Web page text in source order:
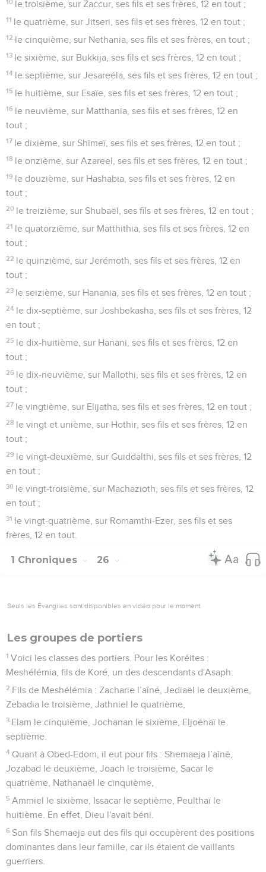
10 le troisième, sur Zaccur, ses fils et ses frères, 12 en tout ;
11 le quatrième, sur Jitseri, ses fils et ses frères, 12 en tout ;
12 le cinquième, sur Nethania, ses fils et ses frères, en tout ;
13 le sixième, sur Bukkija, ses fils et ses frères, 12 en tout ;
14 le septième, sur Jesareéla, ses fils et ses frères, 12 en tout ;
15 le huitième, sur Esaïe, ses fils et ses frères, 12 en tout ;
16 le neuvième, sur Matthania, ses fils et ses frères, 12 en
tout ;
17 le dixième, sur Shimeï, ses fils et ses frères, 12 en tout ;
18 le onzième, sur Azareel, ses fils et ses frères, 12 en tout ;
19 le douzième, sur Hashabia, ses fils et ses frères, 12 en
tout ;
20 le treizième, sur Shubaël, ses fils et ses frères, 12 en tout ;
21 le quatorzième, sur Matthithia, ses fils et ses frères, 12 en
tout ;
22 le quinzième, sur Jerémoth, ses fils et ses frères, 12 en
tout ;
23 le seizième, sur Hanania, ses fils et ses frères, 12 en tout ;
24 le dix-septième, sur Joshbekasha, ses fils et ses frères, 12
en tout ;
25 le dix-huitième, sur Hanani, ses fils et ses frères, 12 en
tout ;
26 le dix-neuvième, sur Mallothi, ses fils et ses frères, 12 en
tout ;
27 le vingtième, sur Elijatha, ses fils et ses frères, 12 en tout ;
28 le vingt et unième, sur Hothir, ses fils et ses frères, 12 en
tout ;
29 le vingt-deuxième, sur Guiddalthi, ses fils et ses frères, 12
en tout ;
30 le vingt-troisième, sur Machazioth, ses fils et ses frères, 12
en tout ;
31 le vingt-quatrième, sur Romamthi-Ezer, ses fils et ses
frères, 12 en tout.
1 Chroniques 26
Seuls les Évangiles sont disponibles en vidéo pour le moment.
Les groupes de portiers
1 Voici les classes des portiers. Pour les Koréites :
Meshélémia, fils de Koré, un des descendants d'Asaph.
2 Fils de Meshélémia : Zacharie l’aîné, Jediaël le deuxième,
Zebadia le troisième, Jathniel le quatrième,
3 Elam le cinquième, Jochanan le sixième, Eljoénaï le
septième.
4 Quant à Obed-Edom, il eut pour fils : Shemaeja l’aîné,
Jozabad le deuxième, Joach le troisième, Sacar le
quatrième, Nathanaël le cinquième,
5 Ammiel le sixième, Issacar le septième, Peulthaï le
huitième. En effet, Dieu l'avait béni.
6 Son fils Shemaeja eut des fils qui occupèrent des positions
dominantes dans leur famille, car ils étaient de vaillants
guerriers.